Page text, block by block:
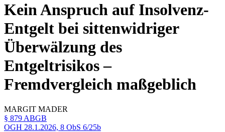
Kein Anspruch auf Insolvenz-
Entgelt bei sittenwidriger
Überwälzung des
Entgeltrisikos –
Fremdvergleich maßgeblich
MARGIT MADER
§ 879 ABGB
OGH 28.1.2026, 8 ObS 6/25b